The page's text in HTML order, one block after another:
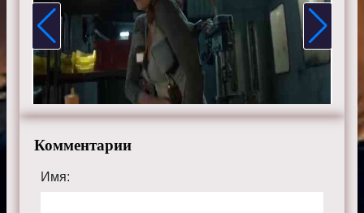
Комментарии
Имя: